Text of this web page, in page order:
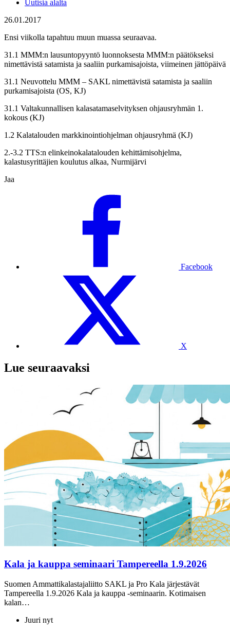
Uutisia alalta
26.01.2017
Ensi viikolla tapahtuu muun muassa seuraavaa.
31.1 MMM:n lausuntopyyntö luonnoksesta MMM:n päätökseksi
nimettävistä satamista ja saaliin purkamisajoista, viimeinen jättöpäivä
31.1 Neuvottelu MMM – SAKL nimettävistä satamista ja saaliin
purkamisajoista (OS, KJ)
31.1 Valtakunnallisen kalasatamaselvityksen ohjausryhmän 1.
kokous (KJ)
1.2 Kalatalouden markkinointiohjelman ohjausryhmä (KJ)
2.-3.2 TTS:n elinkeinokalatalouden kehittämisohjelma,
kalastusyrittäjien koulutus alkaa, Nurmijärvi
Jaa
Facebook
X
Lue seuraavaksi
Kala ja kauppa seminaari Tampereella 1.9.2026
Suomen Ammattikalastajaliitto SAKL ja Pro Kala järjestävät
Tampereella 1.9.2026 Kala ja kauppa -seminaarin. Kotimaisen
kalan…
Juuri nyt